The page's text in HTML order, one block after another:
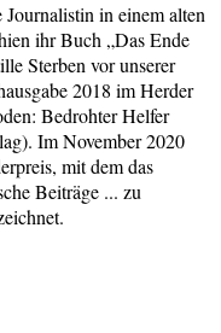
in einem alten
ihr Buch „Das Ende
Sterben vor unserer
2018 im Herder
Bedrohter Helfer
Im November 2020
mit dem das
Beiträge ... zu